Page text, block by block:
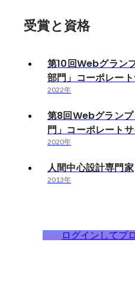
受賞と資格
第10回Webグラン
部門」コーポレー
2022年
第8回Webグラン
門」コーポレート
2020年
人間中心設計専門家
2013年
ログインしてプ